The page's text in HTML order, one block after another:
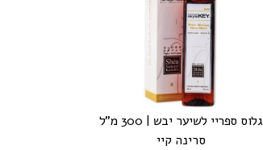
גלוס ספריי לשיער יבש | 300 מ"ל
סרינה קיי